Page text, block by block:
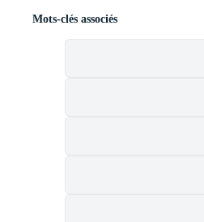
Mots-clés associés